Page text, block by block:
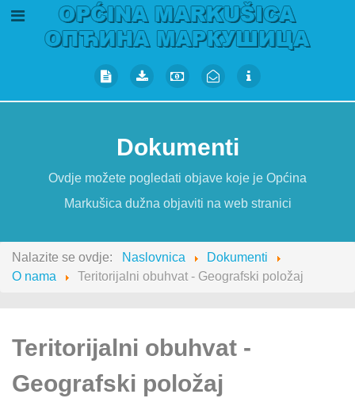
Dokumenti
Ovdje možete pogledati objave koje je Općina
Markušica dužna objaviti na web stranici
Nalazite se ovdje: Naslovnica
Dokumenti
O nama
Teritorijalni obuhvat - Geografski položaj
Teritorijalni obuhvat -
Geografski položaj